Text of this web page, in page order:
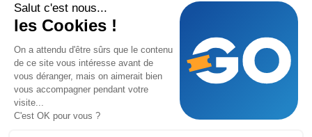
Salut c'est nous...
les Cookies !
On a attendu d'être sûrs que le contenu
de ce site vous intéresse avant de
vous déranger, mais on aimerait bien
vous accompagner pendant votre
visite...
C'est OK pour vous ?
Soluciones
Impresión en 1 clic
Impulse las ventas
Seguimiento de ventas